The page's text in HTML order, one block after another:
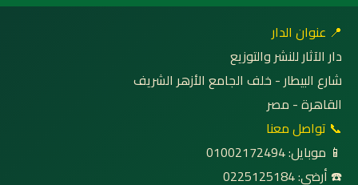
📍 عنوان الدار
دار الآثار للنشر والتوزيع
شارع البيطار - خلف الجامع الأزهر الشريف
القاهرة - مصر
📞 تواصل معنا
📱 موبايل: 01002172494
☎️ أرضي: 0225125184